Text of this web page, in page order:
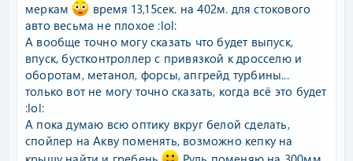
меркам
время 13,15сек. на 402м. для стокового
авто весьма не плохое :lol:
А вообще точно могу сказать что будет выпуск,
впуск, бустконтроллер с привязкой к дросселю и
оборотам, метанол, форсы, апгрейд турбины...
только вот не могу точно сказать, когда всё это будет
:lol:
А пока думаю всю оптику вкруг белой сделать,
спойлер на Акву поменять, возможно кепку на